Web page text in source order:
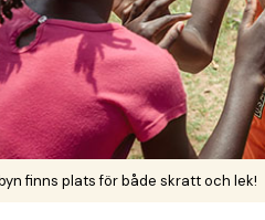
finns plats för både skratt och lek!